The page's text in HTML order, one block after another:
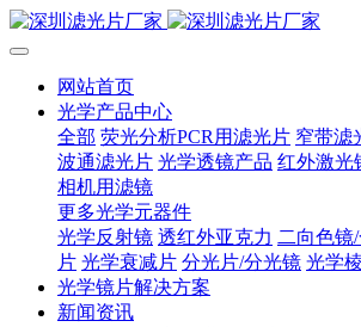
网站首页
光学产品中心
全部 荧光分析PCR用滤光片 窄带滤
波通滤光片 光学透镜产品 红外激光
相机用滤镜
更多光学元器件
光学反射镜 透红外亚克力 二向色镜
片 光学衰减片 分光片/分光镜 光学
光学镜片解决方案
新闻资讯